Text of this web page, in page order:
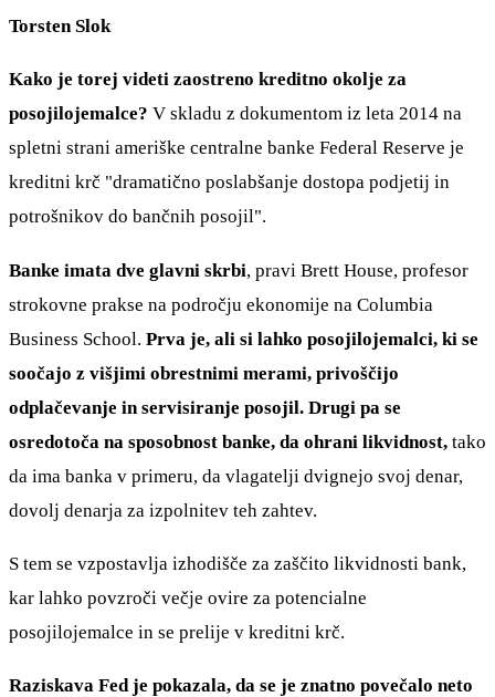
Torsten Slok
Kako je torej videti zaostreno kreditno okolje za
posojilojemalce? V skladu z dokumentom iz leta 2014 na
spletni strani ameriške centralne banke Federal Reserve je
kreditni krč "dramatično poslabšanje dostopa podjetij in
potrošnikov do bančnih posojil".
Banke imata dve glavni skrbi, pravi Brett House, profesor
strokovne prakse na področju ekonomije na Columbia
Business School. Prva je, ali si lahko posojilojemalci, ki se
soočajo z višjimi obrestnimi merami, privoščijo
odplačevanje in servisiranje posojil. Drugi pa se
osredotoča na sposobnost banke, da ohrani likvidnost, tako
da ima banka v primeru, da vlagatelji dvignejo svoj denar,
dovolj denarja za izpolnitev teh zahtev.
S tem se vzpostavlja izhodišče za zaščito likvidnosti bank,
kar lahko povzroči večje ovire za potencialne
posojilojemalce in se prelije v kreditni krč.
Raziskava Fed je pokazala, da se je znatno povečalo neto